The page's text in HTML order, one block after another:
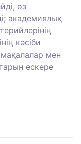
өз
академиялық
кәсіби
мен
ескере